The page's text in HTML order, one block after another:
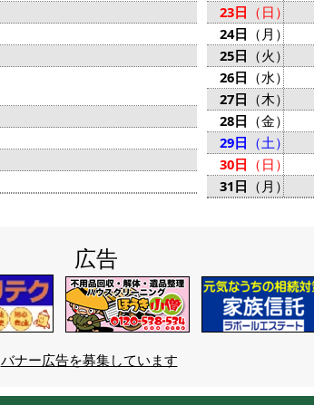
23日 （日）
24日 （月）
25日 （火）
26日 （水）
27日 （木）
28日 （金）
29日 （土）
30日 （日）
31日 （月）
広告
バナー広告を募集しています